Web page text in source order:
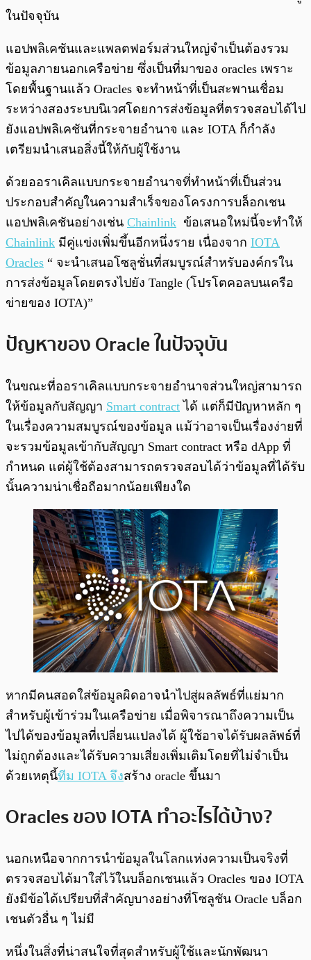
ในปัจจุบัน
แอปพลิเคชันและแพลตฟอร์มส่วนใหญ่จำเป็นต้องรวม
ข้อมูลภายนอกเครือข่าย ซึ่งเป็นที่มาของ oracles เพราะ
โดยพื้นฐานแล้ว Oracles จะทำหน้าที่เป็นสะพานเชื่อม
ระหว่างสองระบบนิเวศโดยการส่งข้อมูลที่ตรวจสอบได้ไป
ยังแอปพลิเคชันที่กระจายอำนาจ และ IOTA ก็กำลัง
เตรียมนำเสนอสิ่งนี้ให้กับผู้ใช้งาน
ด้วยออราเคิลแบบกระจายอำนาจที่ทำหน้าที่เป็นส่วน
ประกอบสำคัญในความสำเร็จของโครงการบล็อกเชน
แอปพลิเคชันอย่างเช่น Chainlink ข้อเสนอใหม่นี้จะทำให้
Chainlink มีคู่แข่งเพิ่มขึ้นอีกหนึ่งราย เนื่องจาก IOTA
Oracles “ จะนำเสนอโซลูชั่นที่สมบูรณ์สำหรับองค์กรใน
การส่งข้อมูลโดยตรงไปยัง Tangle (โปรโตคอลบนเครือ
ข่ายของ IOTA)”
ปัญหาของ Oracle ในปัจจุบัน
ในขณะที่ออราเคิลแบบกระจายอำนาจส่วนใหญ่สามารถ
ให้ข้อมูลกับสัญญา Smart contract ได้ แต่ก็มีปัญหาหลัก ๆ
ในเรื่องความสมบูรณ์ของข้อมูล แม้ว่าอาจเป็นเรื่องง่ายที่
จะรวมข้อมูลเข้ากับสัญญา Smart contract หรือ dApp ที่
กำหนด แต่ผู้ใช้ต้องสามารถตรวจสอบได้ว่าข้อมูลที่ได้รับ
นั้นความน่าเชื่อถือมากน้อยเพียงใด
หากมีคนสอดใส่ข้อมูลผิดอาจนำไปสู่ผลลัพธ์ที่แย่มาก
สำหรับผู้เข้าร่วมในเครือข่าย เมื่อพิจารณาถึงความเป็น
ไปได้ของข้อมูลที่เปลี่ยนแปลงได้ ผู้ใช้อาจได้รับผลลัพธ์ที่
ไม่ถูกต้องและได้รับความเสี่ยงเพิ่มเติมโดยที่ไม่จำเป็น
ด้วยเหตุนี้ทีม IOTA จึงสร้าง oracle ขึ้นมา
Oracles ของ IOTA ทำอะไรได้บ้าง?
นอกเหนือจากการนำข้อมูลในโลกแห่งความเป็นจริงที่
ตรวจสอบได้มาใส่ไว้ในบล็อกเชนแล้ว Oracles ของ IOTA
ยังมีข้อได้เปรียบที่สำคัญบางอย่างที่โซลูชัน Oracle บล็อก
เชนตัวอื่น ๆ ไม่มี
หนึ่งในสิ่งที่น่าสนใจที่สุดสำหรับผู้ใช้และนักพัฒนา